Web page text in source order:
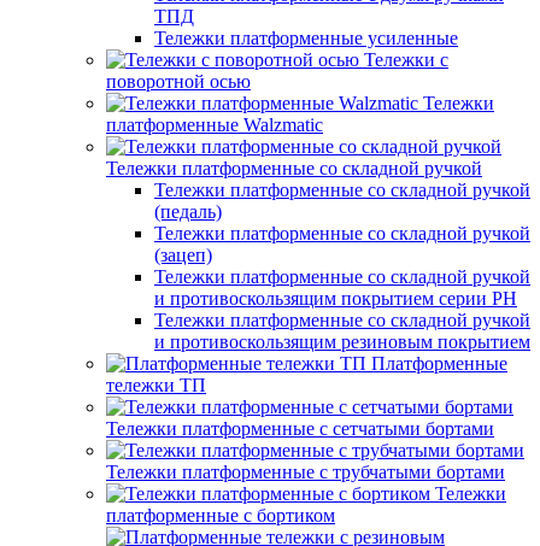
ТПД
Тележки платформенные усиленные
Тележки с
поворотной осью
Тележки
платформенные Walzmatic
Тележки платформенные со складной ручкой
Тележки платформенные со складной ручкой
(педаль)
Тележки платформенные со складной ручкой
(зацеп)
Тележки платформенные со складной ручкой
и противоскользящим покрытием серии PH
Тележки платформенные со складной ручкой
и противоскользящим резиновым покрытием
Платформенные
тележки ТП
Тележки платформенные с сетчатыми бортами
Тележки платформенные с трубчатыми бортами
Тележки
платформенные с бортиком